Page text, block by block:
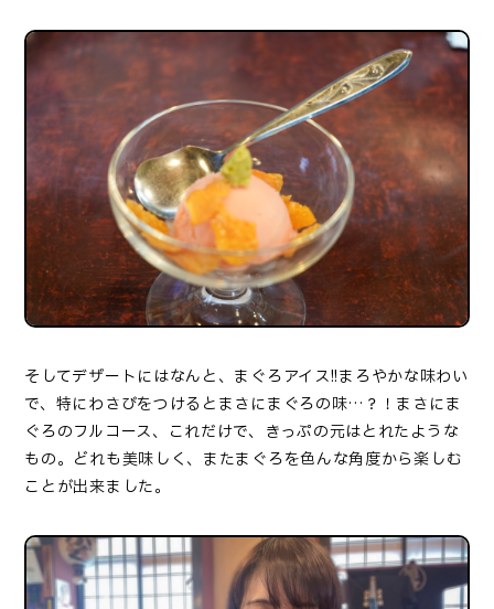
そしてデザートにはなんと、まぐろアイス!!まろやかな味わい
で、特にわさびをつけるとまさにまぐろの味… ？！まさにま
ぐろのフルコース、これだけで、きっぷの元はとれたような
もの。どれも美味しく、またまぐろを色んな角度から楽しむ
ことが出来ました。